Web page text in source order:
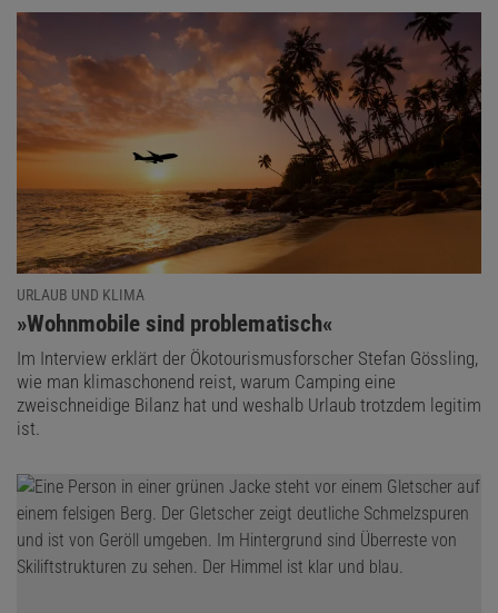
URLAUB UND KLIMA
:
»Wohnmobile sind problematisch«
Im Interview erklärt der Ökotourismusforscher Stefan Gössling,
wie man klimaschonend reist, warum Camping eine
zweischneidige Bilanz hat und weshalb Urlaub trotzdem legitim
ist.